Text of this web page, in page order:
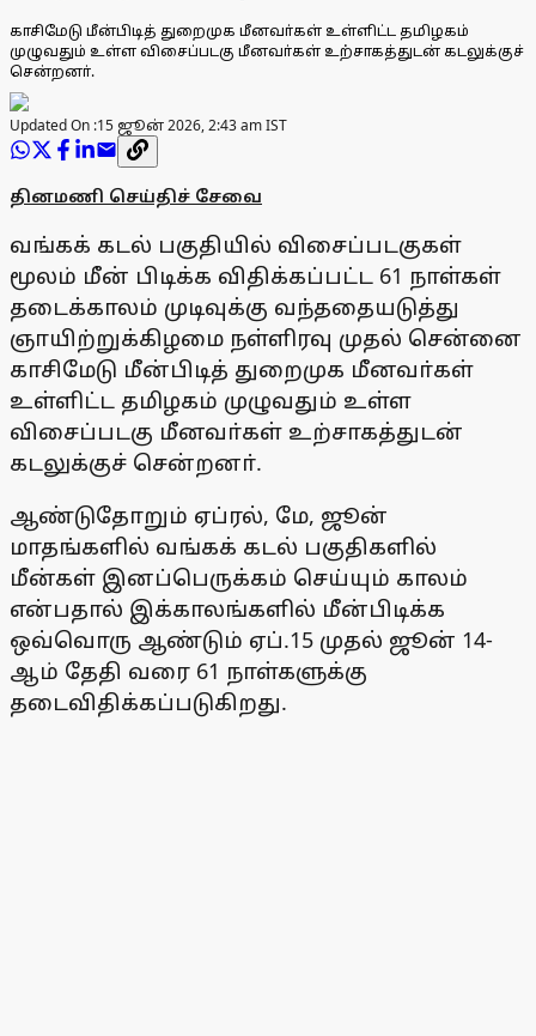
காசிமேடு மீன்பிடித் துறைமுக மீனவா்கள் உள்ளிட்ட தமிழகம்
முழுவதும் உள்ள விசைப்படகு மீனவா்கள் உற்சாகத்துடன் கடலுக்குச்
சென்றனா்.
Updated On :15 ஜூன் 2026, 2:43 am IST
தினமணி செய்திச் சேவை
வங்கக் கடல் பகுதியில் விசைப்படகுகள்
மூலம் மீன் பிடிக்க விதிக்கப்பட்ட 61 நாள்கள்
தடைக்காலம் முடிவுக்கு வந்ததையடுத்து
ஞாயிற்றுக்கிழமை நள்ளிரவு முதல் சென்னை
காசிமேடு மீன்பிடித் துறைமுக மீனவா்கள்
உள்ளிட்ட தமிழகம் முழுவதும் உள்ள
விசைப்படகு மீனவா்கள் உற்சாகத்துடன்
கடலுக்குச் சென்றனா்.
ஆண்டுதோறும் ஏப்ரல், மே, ஜூன்
மாதங்களில் வங்கக் கடல் பகுதிகளில்
மீன்கள் இனப்பெருக்கம் செய்யும் காலம்
என்பதால் இக்காலங்களில் மீன்பிடிக்க
ஒவ்வொரு ஆண்டும் ஏப்.15 முதல் ஜூன் 14-
ஆம் தேதி வரை 61 நாள்களுக்கு
தடைவிதிக்கப்படுகிறது.